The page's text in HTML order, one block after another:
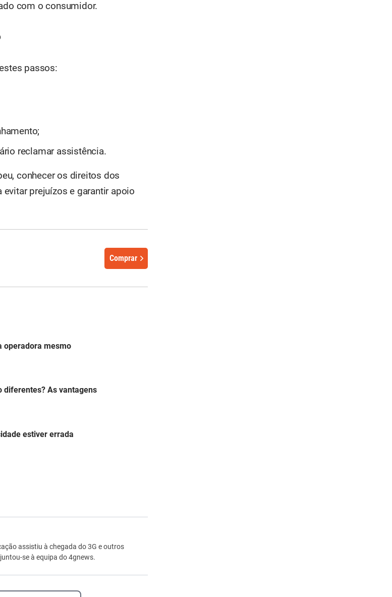
com o consumidor.
passos:
reclamar assistência.
conhecer os direitos dos
prejuízos e garantir apoio
Comprar
operadora mesmo
diferentes? As vantagens
estiver errada
assistiu à chegada do 3G e outros
se à equipa do 4gnews.